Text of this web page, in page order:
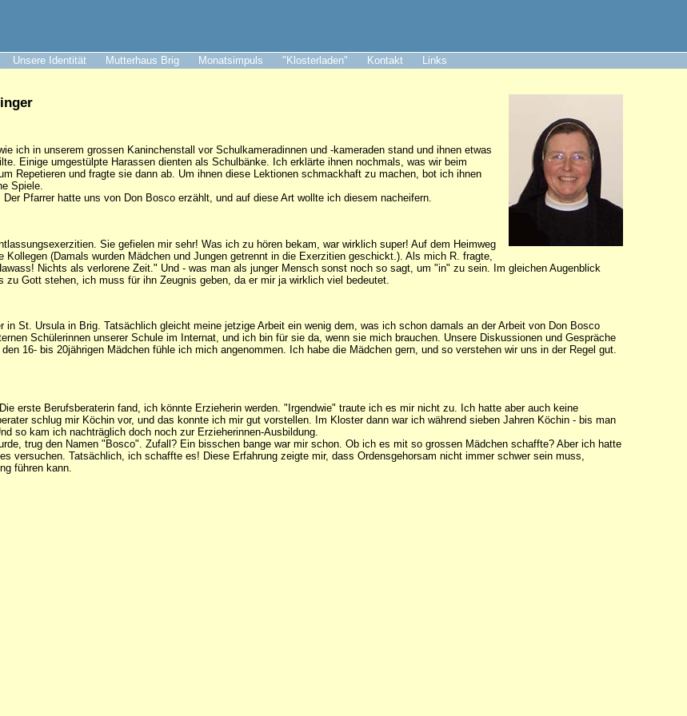
Unsere Identität Mutterhaus Brig Monatsimpuls "Klosterladen" Kontakt Links
ich in unserem grossen Kaninchenstall vor Schulkameradinnen und -kameraden stand und ihnen etwas
Einige umgestülpte Harassen dienten als Schulbänke. Ich erklärte ihnen nochmals, was wir beim
Repetieren und fragte sie dann ab. Um ihnen diese Lektionen schmackhaft zu machen, bot ich ihnen
Spiele.
Pfarrer hatte uns von Don Bosco erzählt, und auf diese Art wollte ich diesem nacheifern.
Sie gefielen mir sehr! Was ich zu hören bekam, war wirklich super! Auf dem Heimweg
Kollegen (Damals wurden Mädchen und Jungen getrennt in die Exerzitien geschickt.). Als mich R. fragte,
Nichts als verlorene Zeit." Und - was man als junger Mensch sonst noch so sagt, um "in" zu sein. Im gleichen Augenblick
Gott stehen, ich muss für ihn Zeugnis geben, da er mir ja wirklich viel bedeutet.
in St. Ursula in Brig. Tatsächlich gleicht meine jetzige Arbeit ein wenig dem, was ich schon damals an der Arbeit von Don Bosco
Schülerinnen unserer Schule im Internat, und ich bin für sie da, wenn sie mich brauchen. Unsere Diskussionen und Gespräche
16- bis 20jährigen Mädchen fühle ich mich angenommen. Ich habe die Mädchen gern, und so verstehen wir uns in der Regel gut.
erste Berufsberaterin fand, ich könnte Erzieherin werden. "Irgendwie" traute ich es mir nicht zu. Ich hatte aber auch keine
schlug mir Köchin vor, und das konnte ich mir gut vorstellen. Im Kloster dann war ich während sieben Jahren Köchin - bis man
so kam ich nachträglich doch noch zur Erzieherinnen-Ausbildung.
trug den Namen "Bosco". Zufall? Ein bisschen bange war mir schon. Ob ich es mit so grossen Mädchen schaffte? Aber ich hatte
versuchen. Tatsächlich, ich schaffte es! Diese Erfahrung zeigte mir, dass Ordensgehorsam nicht immer schwer sein muss,
führen kann.